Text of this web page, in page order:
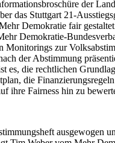
der
das Stuttgart 21-
Demokratie fair
Demokratie-
Monitorings zur
der Abstimmung
es, die rechtlichen
die
ihre Fairness hin zu
ausgewogen